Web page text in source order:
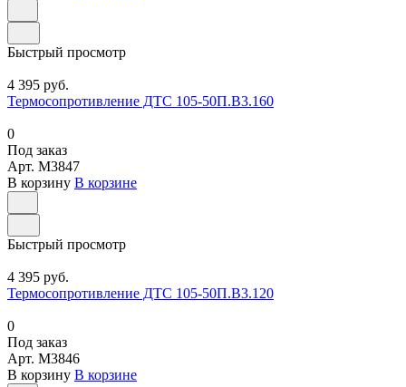
Быстрый просмотр
4 395 руб.
Термосопротивление ДТС 105-50П.В3.160
0
Под заказ
Арт. M3847
В корзину В корзине
Быстрый просмотр
4 395 руб.
Термосопротивление ДТС 105-50П.В3.120
0
Под заказ
Арт. M3846
В корзину В корзине